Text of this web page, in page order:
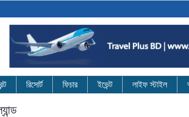
রিসোর্ট ফিচার ইভেন্ট লাইফ স্টাইল